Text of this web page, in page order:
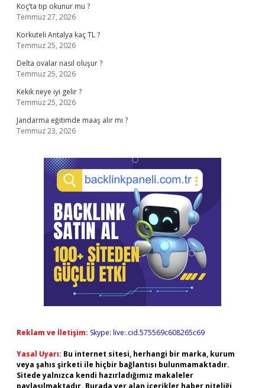
Koç’ta tıp okunur mu ?
Temmuz 27, 2026
Korkuteli Antalya kaç TL ?
Temmuz 25, 2026
Delta ovalar nasıl oluşur ?
Temmuz 25, 2026
Kekik neye iyi gelir ?
Temmuz 25, 2026
Jandarma eğitimde maaş alır mı ?
Temmuz 23, 2026
Reklam ve İletişim: Skype: live:.cid.575569c608265c69
Yasal Uyarı: Bu internet sitesi, herhangi bir marka, kurum
veya şahıs şirketi ile hiçbir bağlantısı bulunmamaktadır.
Sitede yalnızca kendi hazırladığımız makaleler
paylaşılmaktadır. Burada yer alan içerikler haber niteliği